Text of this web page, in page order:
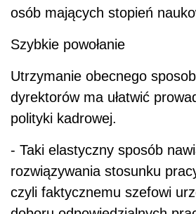
osób mających stopień
Szybkie powołanie
Utrzymanie obecnego
dyrektorów ma ułatwić
polityki kadrowej.
- Taki elastyczny sposób
rozwiązywania stosunku
czyli faktycznemu szefowi